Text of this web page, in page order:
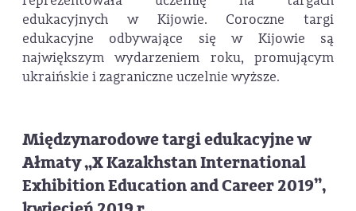
edukacyjnych w Kijowie. Coroczne targi
edukacyjne odbywające się w Kijowie są
największym wydarzeniem roku, promującym
ukraińskie i zagraniczne uczelnie wyższe.
Międzynarodowe targi edukacyjne w
Ałmaty „X Kazakhstan International
Exhibition Education and Career 2019”,